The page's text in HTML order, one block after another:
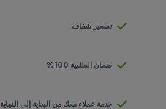
تسعير شفاف
ضمان الطلبية 100%
خدمة عملاء معك من البداية إلى النهاية